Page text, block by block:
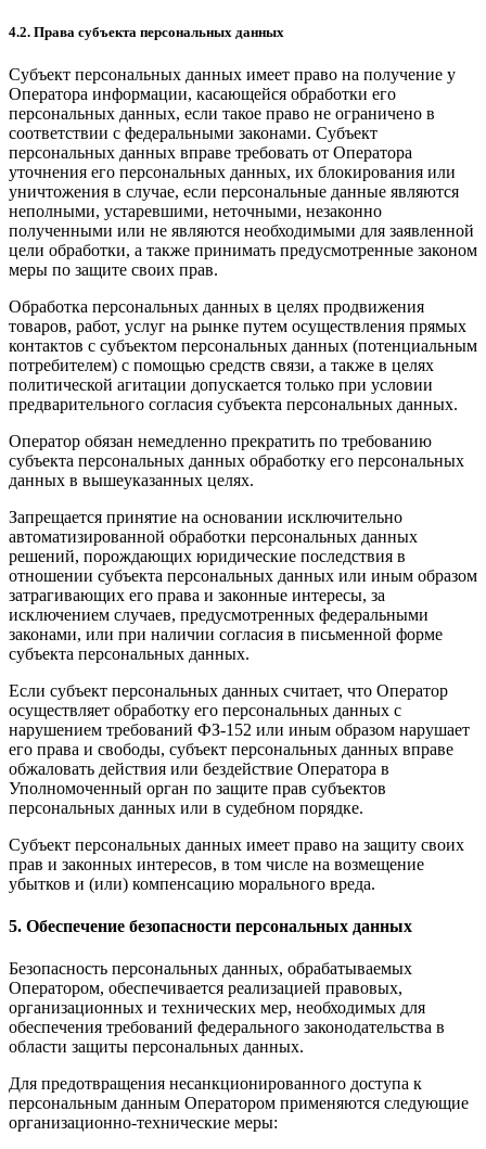
4.2. Права субъекта персональных данных
Субъект персональных данных имеет право на получение у
Оператора информации, касающейся обработки его
персональных данных, если такое право не ограничено в
соответствии с федеральными законами. Субъект
персональных данных вправе требовать от Оператора
уточнения его персональных данных, их блокирования или
уничтожения в случае, если персональные данные являются
неполными, устаревшими, неточными, незаконно
полученными или не являются необходимыми для заявленной
цели обработки, а также принимать предусмотренные законом
меры по защите своих прав.
Обработка персональных данных в целях продвижения
товаров, работ, услуг на рынке путем осуществления прямых
контактов с субъектом персональных данных (потенциальным
потребителем) с помощью средств связи, а также в целях
политической агитации допускается только при условии
предварительного согласия субъекта персональных данных.
Оператор обязан немедленно прекратить по требованию
субъекта персональных данных обработку его персональных
данных в вышеуказанных целях.
Запрещается принятие на основании исключительно
автоматизированной обработки персональных данных
решений, порождающих юридические последствия в
отношении субъекта персональных данных или иным образом
затрагивающих его права и законные интересы, за
исключением случаев, предусмотренных федеральными
законами, или при наличии согласия в письменной форме
субъекта персональных данных.
Если субъект персональных данных считает, что Оператор
осуществляет обработку его персональных данных с
нарушением требований ФЗ-152 или иным образом нарушает
его права и свободы, субъект персональных данных вправе
обжаловать действия или бездействие Оператора в
Уполномоченный орган по защите прав субъектов
персональных данных или в судебном порядке.
Субъект персональных данных имеет право на защиту своих
прав и законных интересов, в том числе на возмещение
убытков и (или) компенсацию морального вреда.
5. Обеспечение безопасности персональных данных
Безопасность персональных данных, обрабатываемых
Оператором, обеспечивается реализацией правовых,
организационных и технических мер, необходимых для
обеспечения требований федерального законодательства в
области защиты персональных данных.
Для предотвращения несанкционированного доступа к
персональным данным Оператором применяются следующие
организационно-технические меры: